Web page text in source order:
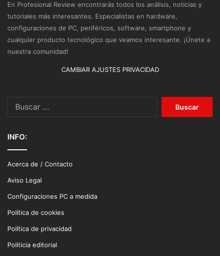
En Profesional Review encontrarás todos los análisis, noticias y
tutoriales más interesantes. Especialistas en hardware,
configuraciones de PC, periféricos, software, smartphone y
cualquier producto tecnológico que veamos interesante. ¡Únete a
nuestra comunidad!
CAMBIAR AJUSTES PRIVACIDAD
INFO:
Acerca de / Contacto
Aviso Legal
Configuraciones PC a medida
Política de cookies
Política de privacidad
Politicia editorial